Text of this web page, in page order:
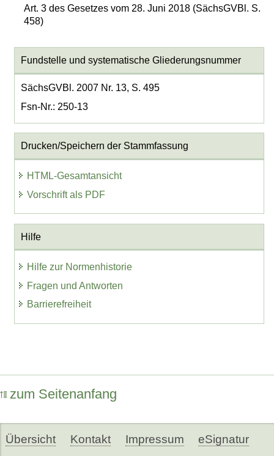
Art. 3 des Gesetzes vom 28. Juni 2018 (SächsGVBl. S.
458)
Fundstelle und systematische Gliederungsnummer
SächsGVBl. 2007 Nr. 13, S. 495
Fsn-Nr.: 250-13
Drucken/Speichern der Stammfassung
HTML-Gesamtansicht
Vorschrift als PDF
Hilfe
Hilfe zur Normenhistorie
Fragen und Antworten
Barrierefreiheit
zum Seitenanfang
Übersicht Kontakt Impressum eSignatur